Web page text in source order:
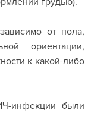
от пола,
ориентации,
к какой-либо
инфекции были